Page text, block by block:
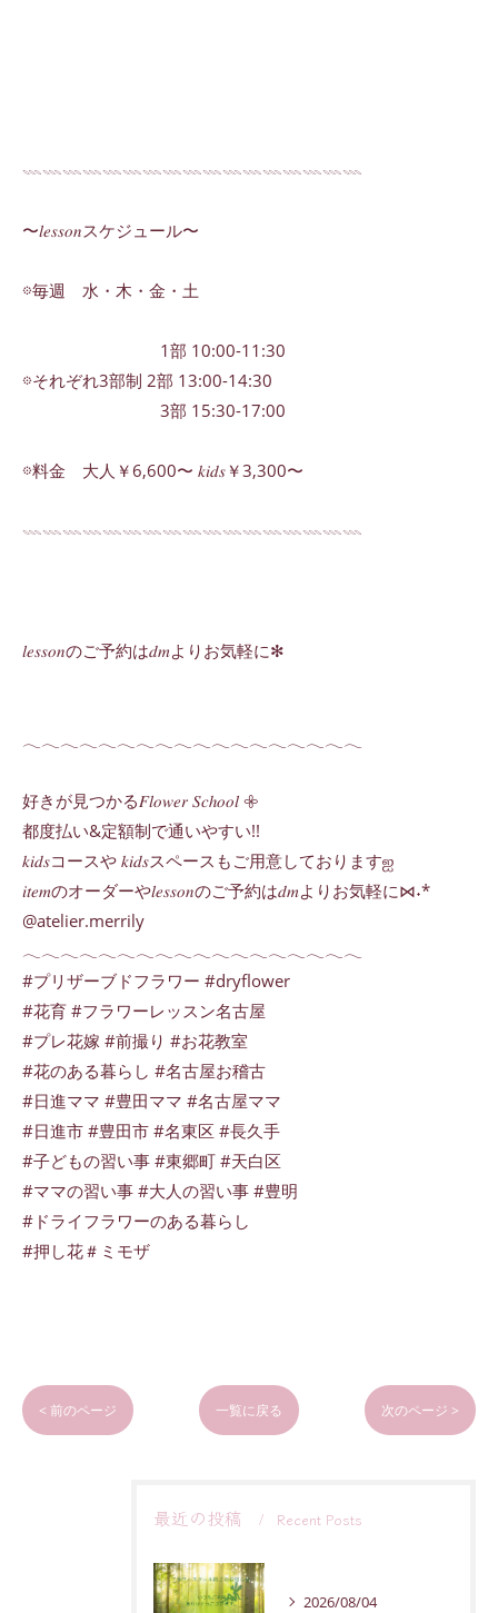
𓇠𓇠𓇠𓇠𓇠𓇠𓇠𓇠𓇠𓇠𓇠𓇠𓇠𓇠𓇠𓇠𓇠
〜𝑙𝑒𝑠𝑠𝑜𝑛スケジュール〜
𖡼毎週 水・木・金・土
1部 10:00-11:30
𖡼それぞれ3部制 2部 13:00-14:30
3部 15:30-17:00
𖡼料金 大人￥6,600〜 𝑘𝑖𝑑𝑠￥3,300〜
𓇠𓇠𓇠𓇠𓇠𓇠𓇠𓇠𓇠𓇠𓇠𓇠𓇠𓇠𓇠𓇠𓇠
𝑙𝑒𝑠𝑠𝑜𝑛のご予約は𝑑𝑚よりお気軽に✻
𓂃𓂃𓂃𓂃𓂃𓂃𓂃𓂃𓂃𓂃𓂃𓂃𓂃𓂃𓂃𓂃𓂃𓂃
好きが見つかる𝐹𝑙𝑜𝑤𝑒𝑟 𝑆𝑐ℎ𝑜𝑜𝑙 𖧷
都度払い&定額制で通いやすい!!
𝑘𝑖𝑑𝑠コースや 𝑘𝑖𝑑𝑠スペースもご用意しておりますஐ
𝑖𝑡𝑒𝑚のオーダーや𝑙𝑒𝑠𝑠𝑜𝑛のご予約は𝑑𝑚よりお気軽に⋈˖*
@atelier.merrily
𓂃𓂃𓂃𓂃𓂃𓂃𓂃𓂃𓂃𓂃𓂃𓂃𓂃𓂃𓂃𓂃𓂃𓂃
#プリザーブドフラワー #dryflower
#花育 #フラワーレッスン名古屋
#プレ花嫁 #前撮り #お花教室
#花のある暮らし #名古屋お稽古
#日進ママ #豊田ママ #名古屋ママ
#日進市 #豊田市 #名東区 #長久手
#子どもの習い事 #東郷町 #天白区
#ママの習い事 #大人の習い事 #豊明
#ドライフラワーのある暮らし
#押し花＃ミモザ
< 前のページ 一覧に戻る 次のページ >
最近の投稿 Recent Posts
2026/08/04